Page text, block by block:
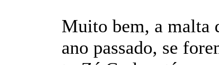
Muito bem, a malta
ano passado, se